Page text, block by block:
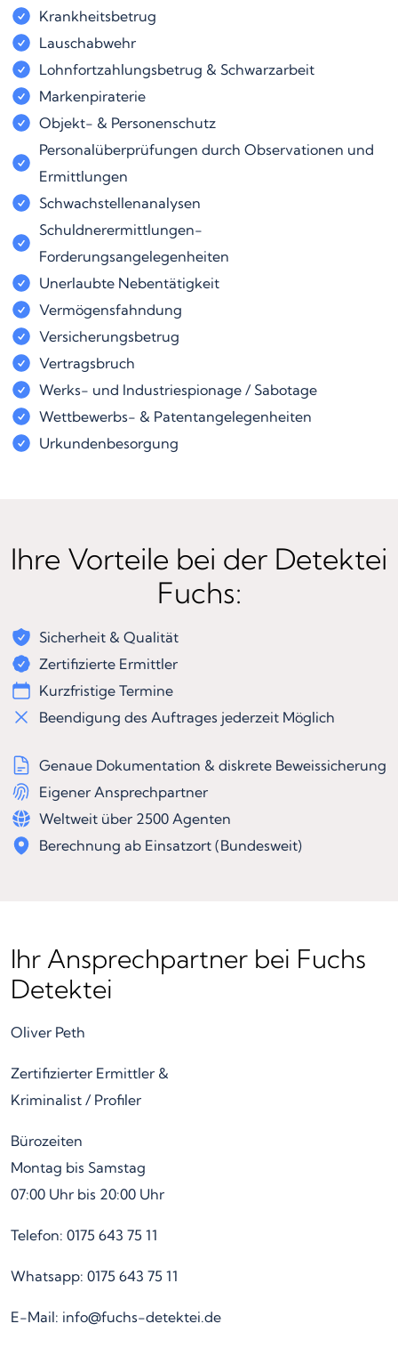
Krankheitsbetrug
Lauschabwehr
Lohnfortzahlungsbetrug & Schwarzarbeit
Markenpiraterie
Objekt- & Personenschutz
Personalüberprüfungen durch Observationen und
Ermittlungen
Schwachstellenanalysen
Schuldnerermittlungen-
Forderungsangelegenheiten
Unerlaubte Nebentätigkeit
Vermögensfahndung
Versicherungsbetrug
Vertragsbruch
Werks- und Industriespionage / Sabotage
Wettbewerbs- & Patentangelegenheiten
Urkundenbesorgung
Ihre Vorteile bei der Detektei
Fuchs:
Sicherheit & Qualität
Zertifizierte Ermittler
Kurzfristige Termine
Beendigung des Auftrages jederzeit Möglich
Genaue Dokumentation & diskrete Beweissicherung
Eigener Ansprechpartner
Weltweit über 2500 Agenten
Berechnung ab Einsatzort (Bundesweit)
Ihr Ansprechpartner bei Fuchs
Detektei
Oliver Peth
Zertifizierter Ermittler &
Kriminalist / Profiler
Bürozeiten
Montag bis Samstag
07:00 Uhr bis 20:00 Uhr
Telefon: 0175 643 75 11
Whatsapp: 0175 643 75 11
E-Mail: info@fuchs-detektei.de